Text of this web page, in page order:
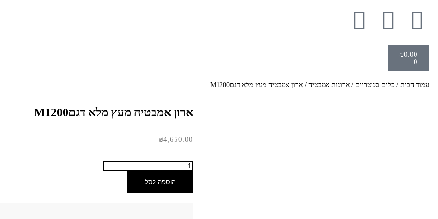
₪0.00
0
עמוד הבית / כלים סניטריים / ארונות אמבטיה / ארון אמבטיה מעץ מלא דגםM1200
ארון אמבטיה מעץ מלא דגםM1200
₪4,650.00
הוספה לסל